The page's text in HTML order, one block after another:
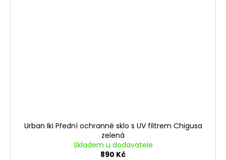
Urban Iki Přední ochranné sklo s UV filtrem Chigusa
zelená
Skladem u dodavatele
890 Kč